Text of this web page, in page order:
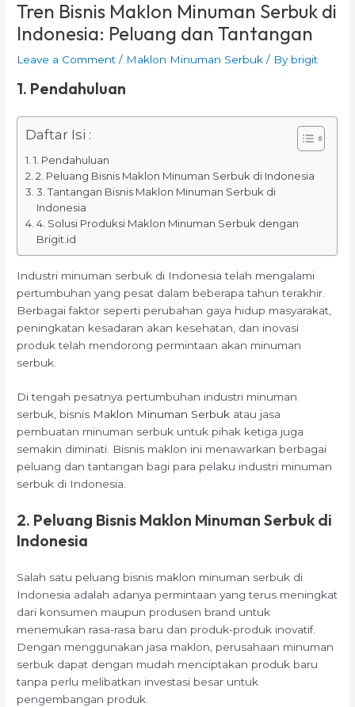
Tren Bisnis Maklon Minuman Serbuk di
Indonesia: Peluang dan Tantangan
Leave a Comment / Maklon Minuman Serbuk / By brigit
1. Pendahuluan
Daftar Isi :
1. Pendahuluan
2. Peluang Bisnis Maklon Minuman Serbuk di Indonesia
3. Tantangan Bisnis Maklon Minuman Serbuk di
Indonesia
4. Solusi Produksi Maklon Minuman Serbuk dengan
Brigit.id
Industri minuman serbuk di Indonesia telah mengalami
pertumbuhan yang pesat dalam beberapa tahun terakhir.
Berbagai faktor seperti perubahan gaya hidup masyarakat,
peningkatan kesadaran akan kesehatan, dan inovasi
produk telah mendorong permintaan akan minuman
serbuk.
Di tengah pesatnya pertumbuhan industri minuman
serbuk, bisnis Maklon Minuman Serbuk atau jasa
pembuatan minuman serbuk untuk pihak ketiga juga
semakin diminati. Bisnis maklon ini menawarkan berbagai
peluang dan tantangan bagi para pelaku industri minuman
serbuk di Indonesia.
2. Peluang Bisnis Maklon Minuman Serbuk di
Indonesia
Salah satu peluang bisnis maklon minuman serbuk di
Indonesia adalah adanya permintaan yang terus meningkat
dari konsumen maupun produsen brand untuk
menemukan rasa-rasa baru dan produk-produk inovatif.
Dengan menggunakan jasa maklon, perusahaan minuman
serbuk dapat dengan mudah menciptakan produk baru
tanpa perlu melibatkan investasi besar untuk
pengembangan produk.